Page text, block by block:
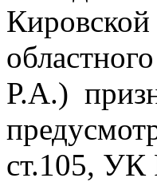
Р.А.)
ст.105, УК